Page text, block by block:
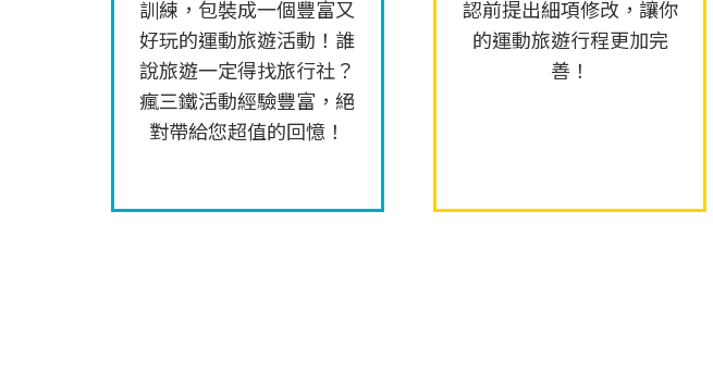
訓練，包裝成一個豐富又
好玩的運動旅遊活動！誰
說旅遊一定得找旅行社？
瘋三鐵活動經驗豐富，絕
對帶給您超值的回憶！
認前提出細項修改，讓你
的運動旅遊行程更加完
善！